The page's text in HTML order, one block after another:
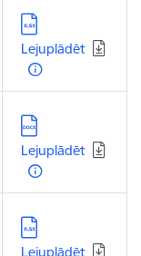
Lejupielādēt:
Lejuplādēt
Lejupielādēt:
Lejuplādēt
Lejupielādēt:
Lejuplādēt